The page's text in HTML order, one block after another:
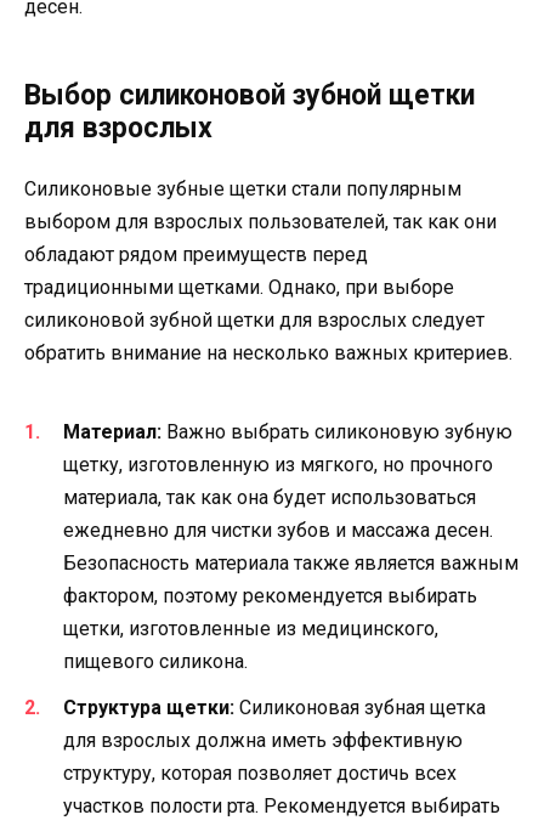
десен.
Выбор силиконовой зубной щетки
для взрослых
Силиконовые зубные щетки стали популярным
выбором для взрослых пользователей, так как они
обладают рядом преимуществ перед
традиционными щетками. Однако, при выборе
силиконовой зубной щетки для взрослых следует
обратить внимание на несколько важных критериев.
Материал: Важно выбрать силиконовую зубную
щетку, изготовленную из мягкого, но прочного
материала, так как она будет использоваться
ежедневно для чистки зубов и массажа десен.
Безопасность материала также является важным
фактором, поэтому рекомендуется выбирать
щетки, изготовленные из медицинского,
пищевого силикона.
Структура щетки: Силиконовая зубная щетка
для взрослых должна иметь эффективную
структуру, которая позволяет достичь всех
участков полости рта. Рекомендуется выбирать